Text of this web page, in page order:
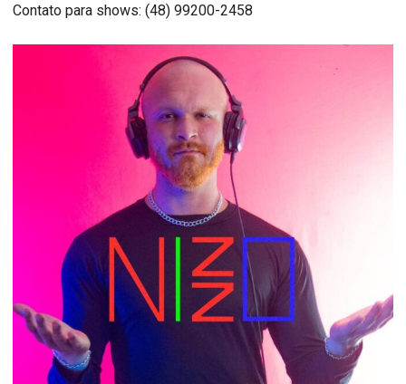
Contato para shows: (48) 99200-2458